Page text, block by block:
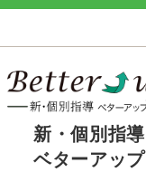
新・個別指導
ベターアップ